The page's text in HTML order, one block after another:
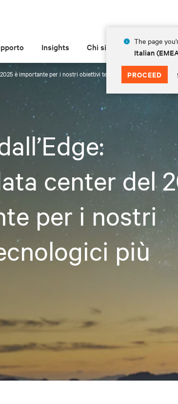
The page
Italian
PROCEED
Insights Chi siamo
è importante per i nostri obiettivi tecnologici più ambiziosi
center del
per i nostri
più